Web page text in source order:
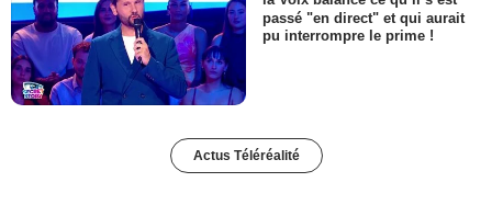
passé "en direct" et qui aurait
pu interrompre le prime !
Actus Téléréalité